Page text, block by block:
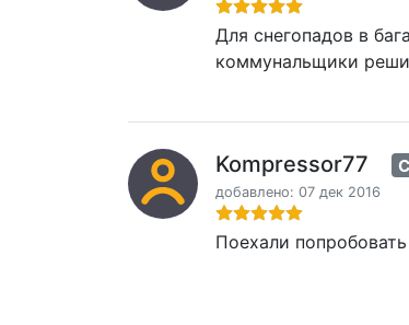
Для снегопадов в
коммунальщики
Kompressor77
добавлено: 07 дек 2016
Поехали